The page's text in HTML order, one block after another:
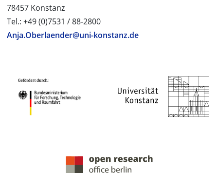
78457 Konstanz
Tel.: +49 (0)7531 / 88-2800
Anja.Oberlaender@uni-konstanz.de